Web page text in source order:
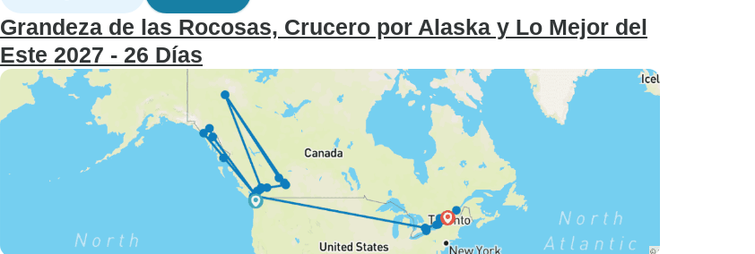
Grandeza de las Rocosas, Crucero por Alaska y Lo Mejor del
Este 2027 - 26 Días